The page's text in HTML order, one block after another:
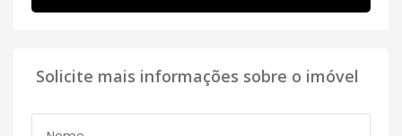
Solicite mais informações sobre o imóvel